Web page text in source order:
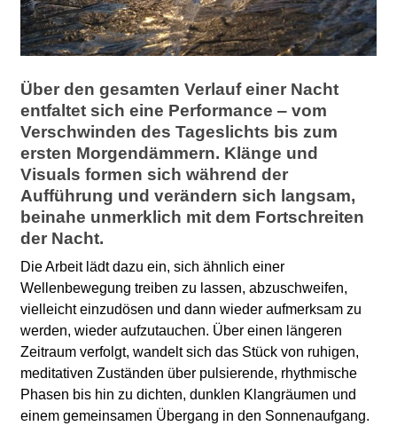
a
b
o
Über den gesamten Verlauf einer Nacht
entfaltet sich eine Performance ‒ vom
Verschwinden des Tageslichts bis zum
ersten Morgendämmern. Klänge und
Visuals formen sich während der
Aufführung und verändern sich langsam,
beinahe unmerklich mit dem Fortschreiten
der Nacht.
Die Arbeit lädt dazu ein, sich ähnlich einer
Wellenbewegung treiben zu lassen, abzuschweifen,
vielleicht einzudösen und dann wieder aufmerksam zu
werden, wieder aufzutauchen. Über einen längeren
Zeitraum verfolgt, wandelt sich das Stück von ruhigen,
meditativen Zuständen über pulsierende, rhythmische
Phasen bis hin zu dichten, dunklen Klangräumen und
einem gemeinsamen Übergang in den Sonnenaufgang.